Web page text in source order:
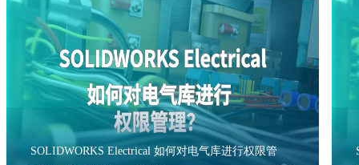
SOLIDWORKS Electrical 如何对电气库进行权限管